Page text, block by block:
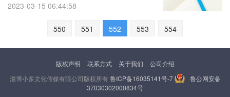
2023-03-15 06:44:58
550 551 552 553 554
版权声明 联系方式 关于我们
公司介绍
淄博小多文化传媒有限公司版权所有鲁ICP备16035141号-7
鲁公网安备
37030302000834号